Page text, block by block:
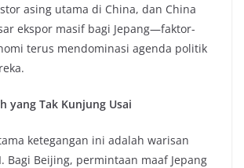
asing utama di China, dan China
ekspor masif bagi Jepang—faktor-
terus mendominasi agenda politik
yang Tak Kunjung Usai
ketegangan ini adalah warisan
Bagi Beijing, permintaan maaf Jepang